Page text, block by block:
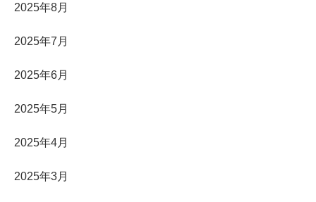
2025年8月
2025年7月
2025年6月
2025年5月
2025年4月
2025年3月